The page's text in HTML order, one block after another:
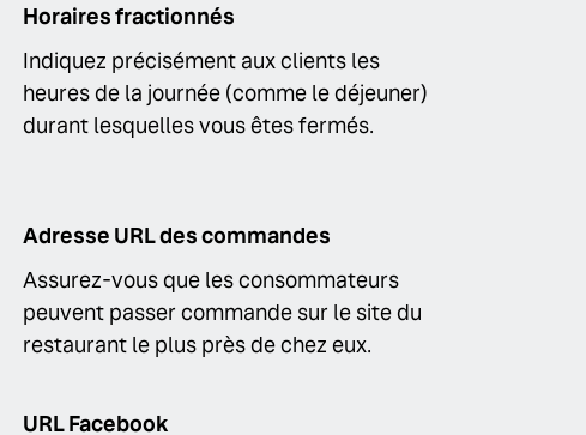
Horaires fractionnés
Indiquez précisément aux clients les
heures de la journée (comme le déjeuner)
durant lesquelles vous êtes fermés.
Adresse URL des commandes
Assurez-vous que les consommateurs
peuvent passer commande sur le site du
restaurant le plus près de chez eux.
URL Facebook